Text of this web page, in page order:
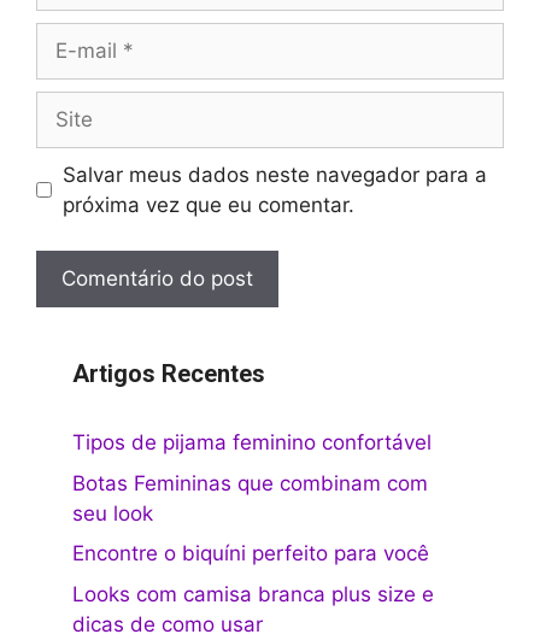
mail
Salvar meus dados neste navegador para a
próxima vez que eu comentar.
Artigos Recentes
Tipos de pijama feminino confortável
Botas Femininas que combinam com
seu look
Encontre o biquíni perfeito para você
Looks com camisa branca plus size e
dicas de como usar